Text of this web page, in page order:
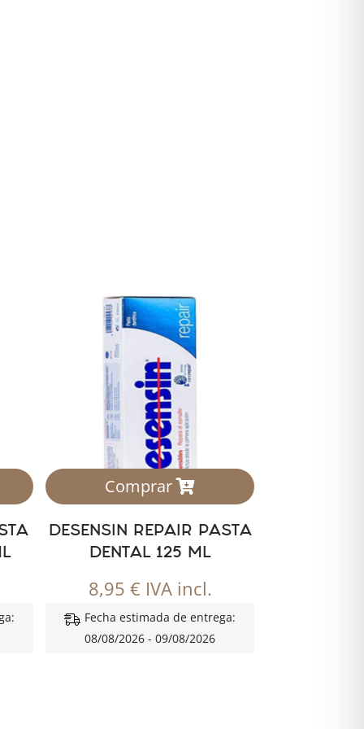
Comprar
DESENSIN REPAIR PASTA
DENTAL 125 ML
8,95 € IVA incl.
Fecha estimada de entrega:
08/08/2026 - 09/08/2026